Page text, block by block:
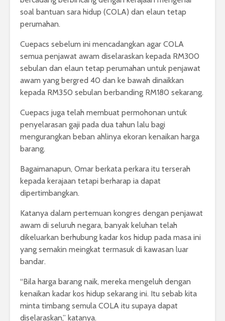
soal bantuan sara hidup (COLA) dan elaun tetap
perumahan.
Cuepacs sebelum ini mencadangkan agar COLA
semua penjawat awam diselaraskan kepada RM300
sebulan dan elaun tetap perumahan untuk penjawat
awam yang bergred 40 dan ke bawah dinaikkan
kepada RM350 sebulan berbanding RM180 sekarang.
Cuepacs juga telah membuat permohonan untuk
penyelarasan gaji pada dua tahun lalu bagi
mengurangkan beban ahlinya ekoran kenaikan harga
barang.
Bagaimanapun, Omar berkata perkara itu terserah
kepada kerajaan tetapi berharap ia dapat
dipertimbangkan.
Katanya dalam pertemuan kongres dengan penjawat
awam di seluruh negara, banyak keluhan telah
dikeluarkan berhubung kadar kos hidup pada masa ini
yang semakin meingkat termasuk di kawasan luar
bandar.
“Bila harga barang naik, mereka mengeluh dengan
kenaikan kadar kos hidup sekarang ini. Itu sebab kita
minta timbang semula COLA itu supaya dapat
diselaraskan,” katanya.